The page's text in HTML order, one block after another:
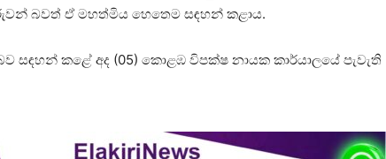
බවත් ඒ මහත්මිය හෙතෙම සඳහන් කළාය.
කළේ අද (05) කොළඹ විපක්ෂ නායක කාර්යාලයේ පැවැති